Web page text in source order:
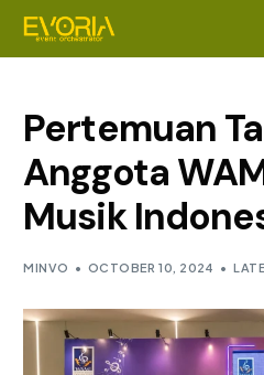
Pertemuan
Anggota
Musik
MINVO OCTOBER 10, 2024